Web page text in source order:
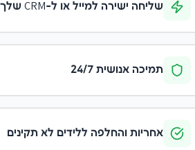
שליחה ישירה למייל או ל-CRM שלך
תמיכה אנושית 24/7
אחריות והחלפה ללידים לא תקינים